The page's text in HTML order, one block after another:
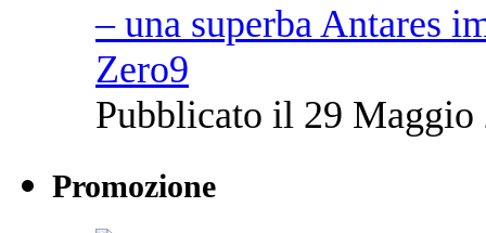
– una superba Antares
Zero9
Pubblicato il 29 Maggio
Promozione